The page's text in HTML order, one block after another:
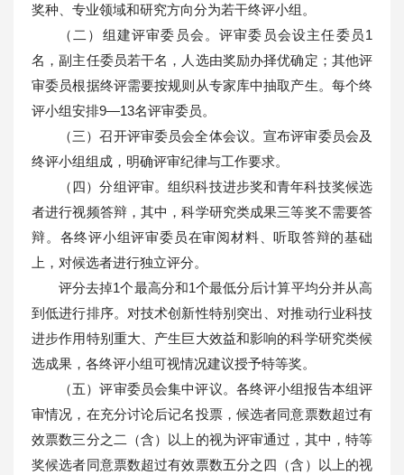
奖种、专业领域和研究方向分为若干终评小组。
（二）组建评审委员会。评审委员会设主任委员1
名，副主任委员若干名，人选由奖励办择优确定；其他评
审委员根据终评需要按规则从专家库中抽取产生。每个终
评小组安排9—13名评审委员。
（三）召开评审委员会全体会议。宣布评审委员会及
终评小组组成，明确评审纪律与工作要求。
（四）分组评审。组织科技进步奖和青年科技奖候选
者进行视频答辩，其中，科学研究类成果三等奖不需要答
辩。各终评小组评审委员在审阅材料、听取答辩的基础
上，对候选者进行独立评分。
评分去掉1个最高分和1个最低分后计算平均分并从高
到低进行排序。对技术创新性特别突出、对推动行业科技
进步作用特别重大、产生巨大效益和影响的科学研究类候
选成果，各终评小组可视情况建议授予特等奖。
（五）评审委员会集中评议。各终评小组报告本组评
审情况，在充分讨论后记名投票，候选者同意票数超过有
效票数三分之二（含）以上的视为评审通过，其中，特等
奖候选者同意票数超过有效票数五分之四（含）以上的视